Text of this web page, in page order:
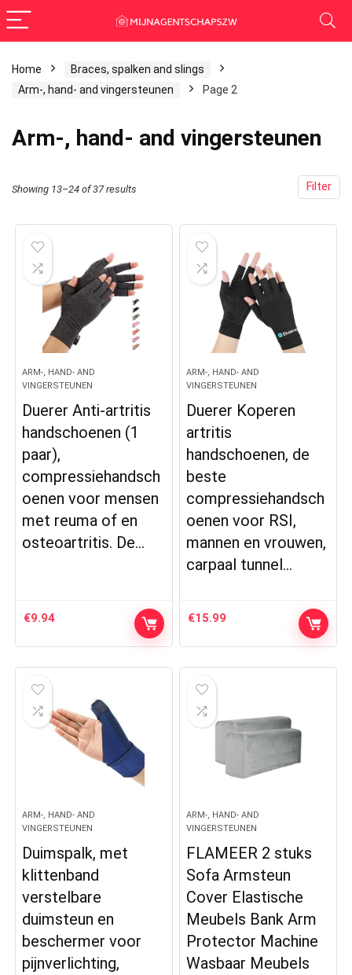
Home
Braces, spalken and slings
Arm-, hand- and vingersteunen
Page 2
Arm-, hand- and vingersteunen
Filter
Showing 13–24 of 37 results
ARM-, HAND- AND
VINGERSTEUNEN
Duerer Anti-artritis
handschoenen (1
paar),
compressiehandsch
oenen voor mensen
met reuma of en
osteoartritis. De…
€9.94
ARM-, HAND- AND
VINGERSTEUNEN
Duerer Koperen
artritis
handschoenen, de
beste
compressiehandsch
oenen voor RSI,
mannen en vrouwen,
carpaal tunnel…
€15.99
ARM-, HAND- AND
VINGERSTEUNEN
Duimspalk, met
klittenband
verstelbare
duimsteun en
beschermer voor
pijnverlichting,
ARM-, HAND- AND
VINGERSTEUNEN
FLAMEER 2 stuks
Sofa Armsteun
Cover Elastische
Meubels Bank Arm
Protector Machine
Wasbaar Meubels